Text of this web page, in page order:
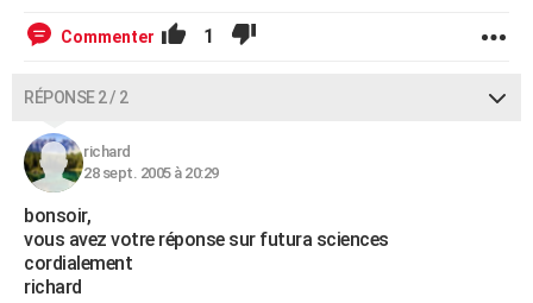
Commenter 1
RÉPONSE 2 / 2
richard
28 sept. 2005 à 20:29
bonsoir,
vous avez votre réponse sur futura sciences
cordialement
richard